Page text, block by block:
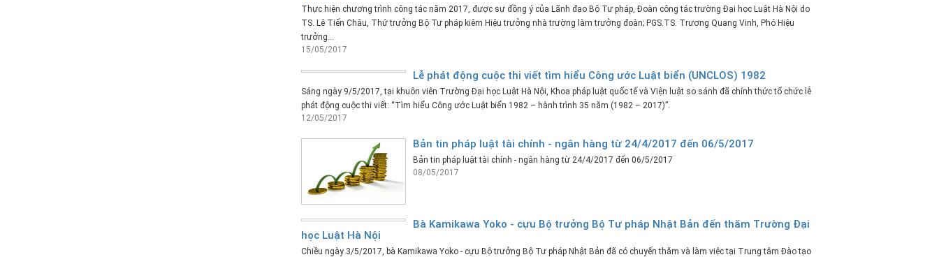
Thực hiện chương trình công tác năm 2017, được sự đồng ý của Lãnh đạo Bộ Tư pháp, Đoàn công tác trường Đại học Luật Hà Nội do
TS. Lê Tiến Châu, Thứ trưởng Bộ Tư pháp kiêm Hiệu trưởng nhà trường làm trưởng đoàn; PGS.TS. Trương Quang Vinh, Phó Hiệu
trưởng...
15/05/2017
Lễ phát động cuộc thi viết tìm hiểu Công ước Luật biển (UNCLOS) 1982
Sáng ngày 9/5/2017, tại khuôn viên Trường Đại học Luật Hà Nội, Khoa pháp luật quốc tế và Viện luật so sánh đã chính thức tổ chức lễ
phát động cuộc thi viết: “Tìm hiểu Công ước Luật biển 1982 – hành trình 35 năm (1982 – 2017)”.
12/05/2017
Bản tin pháp luật tài chính - ngân hàng từ 24/4/2017 đến 06/5/2017
Bản tin pháp luật tài chính - ngân hàng từ 24/4/2017 đến 06/5/2017
08/05/2017
Bà Kamikawa Yoko - cựu Bộ trưởng Bộ Tư pháp Nhật Bản đến thăm Trường Đại
học Luật Hà Nội
Chiều ngày 3/5/2017, bà Kamikawa Yoko - cựu Bộ trưởng Bộ Tư pháp Nhật Bản đã có chuyến thăm và làm việc tại Trung tâm Đào tạo